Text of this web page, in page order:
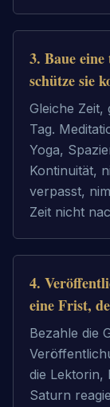
3. Baue
schütze sie
Gleiche Zeit,
Tag.
Yoga,
Kontinuität,
verpasst,
Zeit nicht
4.
eine Frist,
Bezahle die
die Lektorin,
Saturn